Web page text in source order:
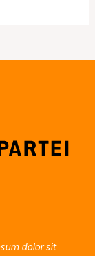
dolor sit